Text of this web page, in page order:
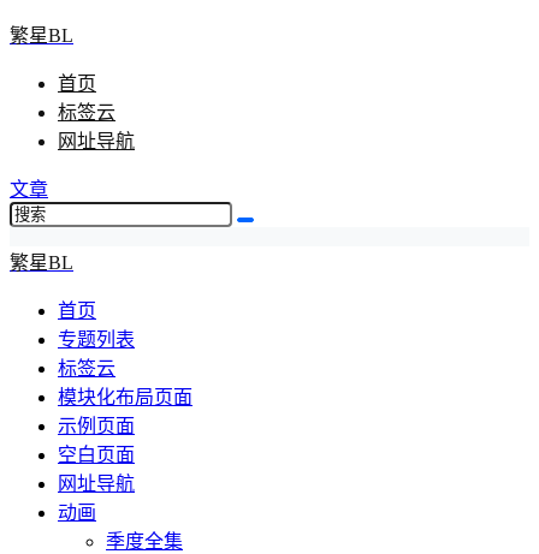
繁星BL
首页
标签云
网址导航
文章
繁星BL
首页
专题列表
标签云
模块化布局页面
示例页面
空白页面
网址导航
动画
季度全集